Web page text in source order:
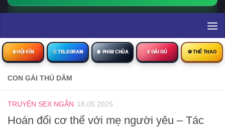
🔒︎ HỘI KÍN ☰ TELEGRAM 🍿 PHIM CHÙA 💃 GÁI GÚ ⚽ THỂ THAO
CON GÁI THỦ DÂM
TRUYỆN SEX NGẮN 18.05.2025
Hoán đổi cơ thể với mẹ người yêu – Tác